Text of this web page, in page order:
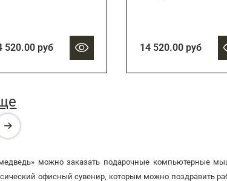
520.00 руб 14 520.00 руб
медведь» можно заказать подарочные компьютерные
офисный сувенир, которым можно поздравить